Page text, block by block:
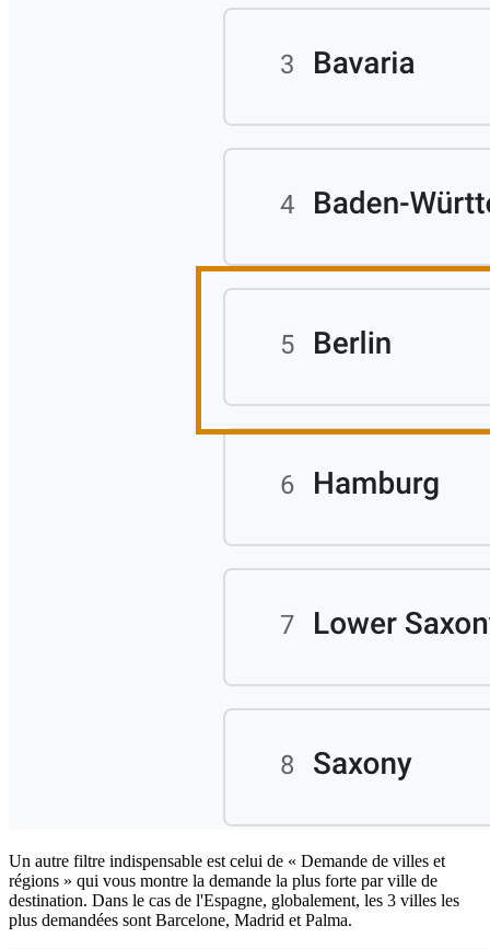
Un autre filtre indispensable est celui de « Demande de villes et
régions » qui vous montre la demande la plus forte par ville de
destination. Dans le cas de l'Espagne, globalement, les 3 villes les
plus demandées sont Barcelone, Madrid et Palma.